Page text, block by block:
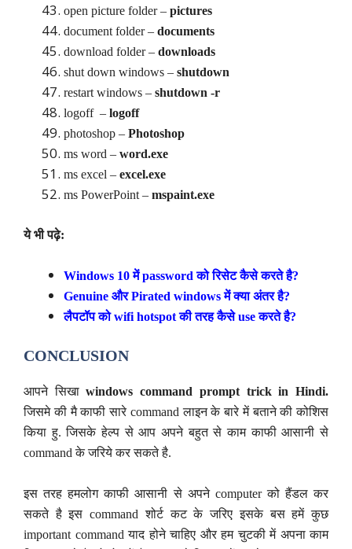
open picture folder – pictures
document folder – documents
download folder – downloads
shut down windows – shutdown
restart windows – shutdown -r
logoff – logoff
photoshop – Photoshop
ms word – word.exe
ms excel – excel.exe
ms PowerPoint – mspaint.exe
ये भी पढ़े:
Windows 10 में password को रिसेट कैसे करते है?
Genuine और Pirated windows में क्या अंतर है?
लैपटॉप को wifi hotspot की तरह कैसे use करते है?
CONCLUSION
आपने सिखाwindows command prompt trick in Hindi.
जिसमे की मै काफी सारे command लाइन के बारे में बताने की कोशिस
किया हु. जिसके हेल्प से आप अपने बहुत से काम काफी आसानी से
command के जरिये कर सकते है.
इस तरह हमलोग काफी आसानी से अपने computer को हैंडल कर
सकते है इस command शोर्ट कट के जरिए इसके बस हमें कुछ
important command याद होने चाहिए और हम चुटकी में अपना काम